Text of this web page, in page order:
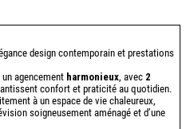
design contemporain et prestations
agencement harmonieux, avec 2
confort et praticité au quotidien.
à un espace de vie chaleureux,
soigneusement aménagé et d’une